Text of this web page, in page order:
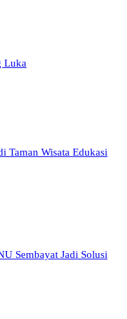
Luka
Taman Wisata Edukasi
Sembayat Jadi Solusi